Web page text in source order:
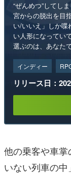
“ぜんめつ”してし
宮からの脱出を目
い/いいえ」しか喋
い人形になってい
選ぶのは、あなたで
インディー
リリース日：
他の乗客や車
いない列車の